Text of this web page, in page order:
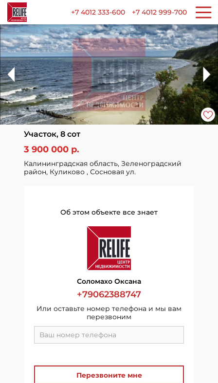
+7 4012 333-600 +7 4012 999-700
Участок, 8 сот
3 900 000 р.
Калининградская область, Зеленоградский
район, Куликово , Сосновая ул.
Об этом объекте все знает
Соломахо Оксана
+79062388747
Или оставьте номер телефона и мы вам
перезвоним
Перезвоните мне